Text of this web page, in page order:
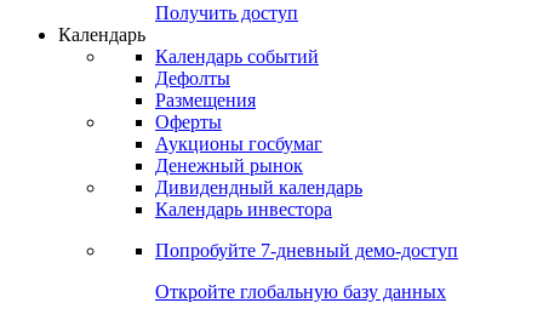
Получить доступ
Календарь
Календарь событий
Дефолты
Размещения
Оферты
Аукционы госбумаг
Денежный рынок
Дивидендный календарь
Календарь инвестора
Попробуйте 7-дневный демо-доступ
Откройте глобальную базу данных